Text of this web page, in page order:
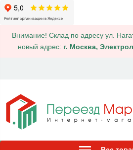
Внимание! Склад по адресу ул.
новый адрес: г. Москва,